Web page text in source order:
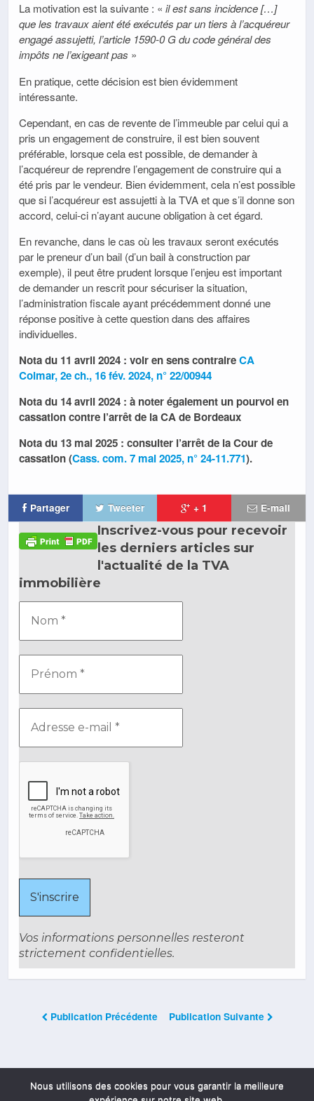
La motivation est la suivante : « il est sans incidence […]
que les travaux aient été exécutés par un tiers à l’acquéreur
engagé assujetti, l’article 1590-0 G du code général des
impôts ne l’exigeant pas »
En pratique, cette décision est bien évidemment
intéressante.
Cependant, en cas de revente de l’immeuble par celui qui a
pris un engagement de construire, il est bien souvent
préférable, lorsque cela est possible, de demander à
l’acquéreur de reprendre l’engagement de construire qui a
été pris par le vendeur. Bien évidemment, cela n’est possible
que si l’acquéreur est assujetti à la TVA et que s’il donne son
accord, celui-ci n’ayant aucune obligation à cet égard.
En revanche, dans le cas où les travaux seront exécutés
par le preneur d’un bail (d’un bail à construction par
exemple), il peut être prudent lorsque l’enjeu est important
de demander un rescrit pour sécuriser la situation,
l’administration fiscale ayant précédemment donné une
réponse positive à cette question dans des affaires
individuelles.
Nota du 11 avril 2024 : voir en sens contraireCA
Colmar, 2e ch., 16 fév. 2024, n° 22/00944
Nota du 14 avril 2024 : à noter également un pourvoi en
cassation contre l’arrêt de la CA de Bordeaux
Nota du 13 mai 2025 : consulter l’arrêt de la Cour de
cassation (Cass. com. 7 mai 2025, n° 24-11.771).
Partager Tweeter + 1 E-mail
Inscrivez-vous pour recevoir
les derniers articles sur
l'actualité de la TVA
immobilière
Vos informations personnelles resteront
strictement confidentielles.
Publication Précédente Publication Suivante
Les Commentaires Sont Fermés
Nous utilisons des cookies pour vous garantir la meilleure